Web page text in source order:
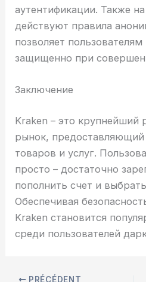
аутентификации. Также
действуют правила
позволяет
защищенно при
Заключение
Kraken – это крупнейший
рынок,
товаров и услуг.
просто – достаточно
пополнить счет и
Обеспечивая
Kraken становится
среди пользователей
PRÉCÉDENT